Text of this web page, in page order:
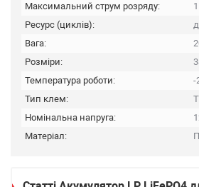
Максимальний струм розряду:
Ресурс (циклів):
Вага:
Розміри:
Температура роботи:
-
Тип клем:
Номінальна напруга:
Матеріал: